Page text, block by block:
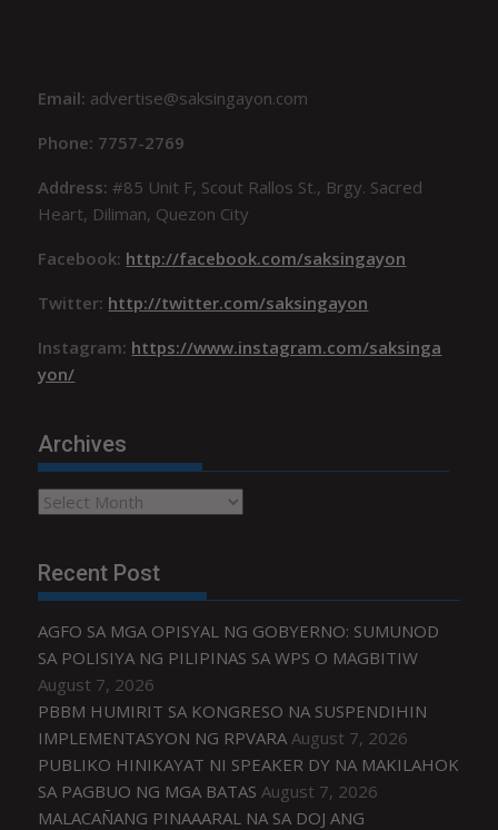
Email: advertise@saksingayon.com
Phone: 7757-2769
Address:#85 Unit F, Scout Rallos St., Brgy. Sacred
Heart, Diliman, Quezon City
Facebook: http://facebook.com/saksingayon
Twitter: http://twitter.com/saksingayon
Instagram: https://www.instagram.com/saksinga
yon/
Archives
Archives
Recent Post
AGFO SA MGA OPISYAL NG GOBYERNO: SUMUNOD
SA POLISIYA NG PILIPINAS SA WPS O MAGBITIW
August 7, 2026
PBBM HUMIRIT SA KONGRESO NA SUSPENDIHIN
IMPLEMENTASYON NG RPVARA August 7, 2026
PUBLIKO HINIKAYAT NI SPEAKER DY NA MAKILAHOK
SA PAGBUO NG MGA BATAS August 7, 2026
MALACAÑANG PINAAARAL NA SA DOJ ANG